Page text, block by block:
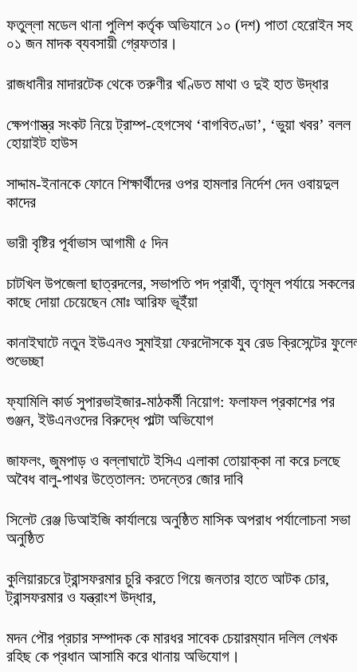
ফতুল্লা মডেল থানা পুলিশ কর্তৃক অভিযানে ১০ (দশ) পাতা হেরোইন সহ
০১ জন মাদক ব্যবসায়ী গ্রেফতার।
রাজধানীর মাদারটেক থেকে তরুণীর খণ্ডিত মাথা ও দুই হাত উদ্ধার
ক্ষেপণাস্ত্র সংকট নিয়ে ট্রাম্প-হেগসেথ ‘বাগবিতণ্ডা’, ‘ভুয়া খবর’ বলল
হোয়াইট হাউস
সাদ্দাম-ইনানকে ফোনে শিক্ষার্থীদের ওপর হামলার নির্দেশ দেন ওবায়দুল
কাদের
ভারী বৃষ্টির পূর্বাভাস আগামী ৫ দিন
চাটখিল উপজেলা ছাত্রদলের, সভাপতি পদ প্রার্থী, তৃণমূল পর্যায়ে সকলের
কাছে দোয়া চেয়েছেন মোঃ আরিফ ভূইঁয়া
কানাইঘাটে নতুন ইউএনও সুমাইয়া ফেরদৌসকে যুব রেড ক্রিসেন্টের
শুভেচ্ছা
ফ্যামিলি কার্ড সুপারভাইজার-মাঠকর্মী নিয়োগ: ফলাফল প্রকাশের পর
গুঞ্জন, ইউএনওদের বিরুদ্ধে পাল্টা অভিযোগ
​জাফলং, জুমপাড় ও বল্লাঘাটে ইসিএ এলাকা তোয়াক্কা না করে চলছে
অবৈধ বালু-পাথর উত্তোলন: তদন্তের জোর দাবি
‎সিলেট রেঞ্জ ডিআইজি কার্যালয়ে অনুষ্ঠিত মাসিক অপরাধ পর্যালোচনা সভা
অনুষ্ঠিত
কুলিয়ারচরে ট্রান্সফরমার চুরি করতে গিয়ে জনতার হাতে আটক চোর,
ট্রান্সফরমার ও যন্ত্রাংশ উদ্ধার,
মদন পৌর প্রচার সম্পাদক কে মারধর সাবেক চেয়ারম্যান দলিল লেখক
রহিছ কে প্রধান আসামি করে থানায় অভিযোগ।